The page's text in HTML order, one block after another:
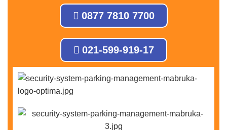
0877 7810 7700
021-599-919-17